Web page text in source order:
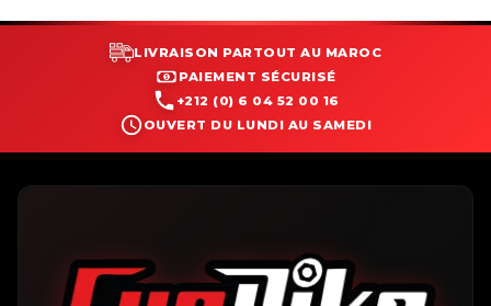
LIVRAISON PARTOUT AU MAROC
PAIEMENT SÉCURISÉ
+212 (0) 6 04 52 00 16
OUVERT DU LUNDI AU SAMEDI